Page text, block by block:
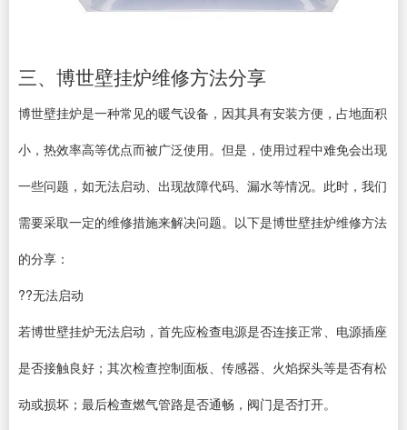
三、博世壁挂炉维修方法分享
博世壁挂炉是一种常见的暖气设备，因其具有安装方便，占地面积
小，热效率高等优点而被广泛使用。但是，使用过程中难免会出现
一些问题，如无法启动、出现故障代码、漏水等情况。此时，我们
需要采取一定的维修措施来解决问题。以下是博世壁挂炉维修方法
的分享：
??无法启动
若博世壁挂炉无法启动，首先应检查电源是否连接正常、电源插座
是否接触良好；其次检查控制面板、传感器、火焰探头等是否有松
动或损坏；最后检查燃气管路是否通畅，阀门是否打开。